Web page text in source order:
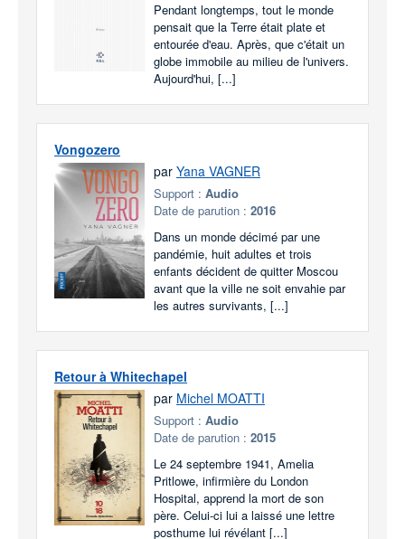
Pendant longtemps, tout le monde
pensait que la Terre était plate et
entourée d'eau. Après, que c'était un
globe immobile au milieu de l'univers.
Aujourd'hui, [...]
Vongozero
par Yana VAGNER
Support : Audio
Date de parution : 2016
Dans un monde décimé par une
pandémie, huit adultes et trois
enfants décident de quitter Moscou
avant que la ville ne soit envahie par
les autres survivants, [...]
Retour à Whitechapel
par Michel MOATTI
Support : Audio
Date de parution : 2015
Le 24 septembre 1941, Amelia
Pritlowe, infirmière du London
Hospital, apprend la mort de son
père. Celui-ci lui a laissé une lettre
posthume lui révélant [...]